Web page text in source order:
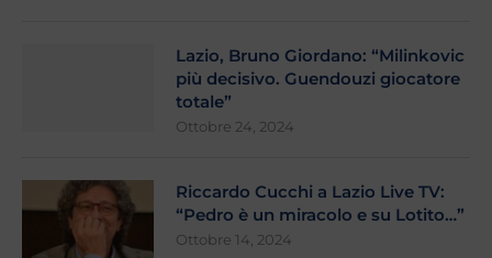
Lazio, Bruno Giordano: “Milinkovic
più decisivo. Guendouzi giocatore
totale”
Ottobre 24, 2024
Riccardo Cucchi a Lazio Live TV:
“Pedro è un miracolo e su Lotito…”
Ottobre 14, 2024